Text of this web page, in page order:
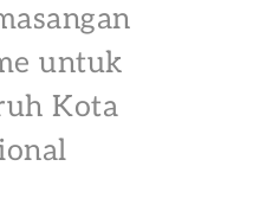
untuk
Kota